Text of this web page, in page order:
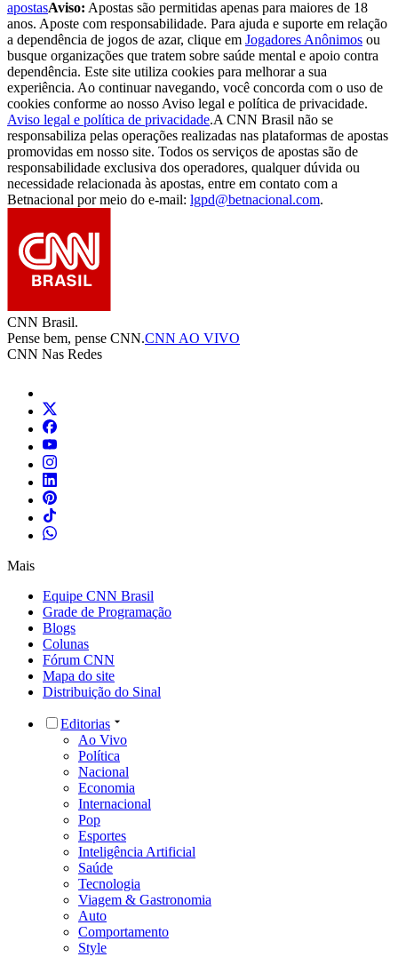
apostasAviso: Apostas são permitidas apenas para maiores de 18
anos. Aposte com responsabilidade. Para ajuda e suporte em relação
a dependência de jogos de azar, clique em Jogadores Anônimos ou
busque organizações que tratem sobre saúde mental e apoio contra
dependência. Este site utiliza cookies para melhorar a sua
experiência. Ao continuar navegando, você concorda com o uso de
cookies conforme ao nosso Aviso legal e política de privacidade.
Aviso legal e política de privacidade.A CNN Brasil não se
responsabiliza pelas operações realizadas nas plataformas de apostas
promovidas em nosso site. Todos os serviços de apostas são de
responsabilidade exclusiva dos operadores, qualquer dúvida ou
necessidade relacionada às apostas, entre em contato com a
Betnacional por meio do e-mail: lgpd@betnacional.com.
CNN Brasil.
Pense bem, pense CNN.CNN AO VIVO
CNN Nas Redes
Mais
Equipe CNN Brasil
Grade de Programação
Blogs
Colunas
Fórum CNN
Mapa do site
Distribuição do Sinal
Editorias
Ao Vivo
Política
Nacional
Economia
Internacional
Pop
Esportes
Inteligência Artificial
Saúde
Tecnologia
Viagem & Gastronomia
Auto
Comportamento
Style